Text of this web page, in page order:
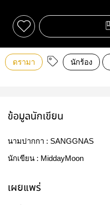
ดรามา นักร้อง
ข้อมูลนักเขียน
นามปากกา : SANGGNAS
นักเขียน : MiddayMoon
เผยแพร่